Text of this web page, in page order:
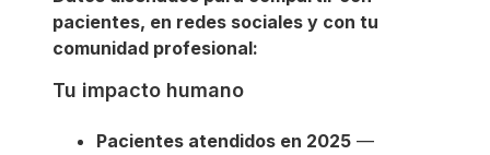
pacientes, en redes sociales y con tu
comunidad profesional:
Tu impacto humano
Pacientes atendidos en 2025 —